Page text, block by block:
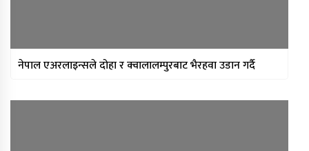
नेपाल एअरलाइन्सले दोहा र क्वालालम्पुरबाट भैरहवा उडान गर्दै